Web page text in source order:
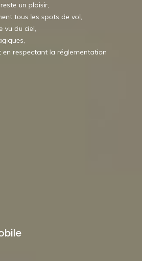
un plaisir,
tous les spots de vol,
vu du ciel,
en respectant la réglementation